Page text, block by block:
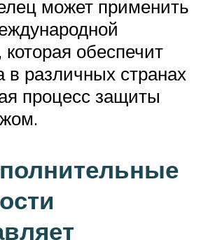
может применить
которая обеспечит
в различных странах
процесс защиты